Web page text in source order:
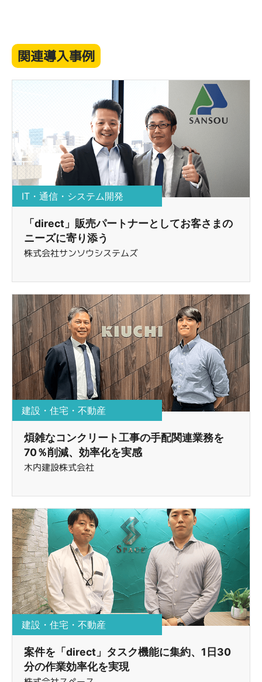
関連導入事例
IT・通信・システム開発
「direct」販売パートナーとしてお客さまの
ニーズに寄り添う
株式会社サンソウシステムズ
建設・住宅・不動産
煩雑なコンクリート工事の手配関連業務を
70％削減、効率化を実感
木内建設株式会社
建設・住宅・不動産
案件を「direct」タスク機能に集約、1日30
分の作業効率化を実現